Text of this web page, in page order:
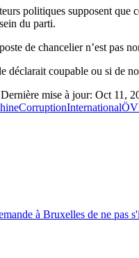
politiques supposent que
du parti.
de chancelier n’est pas
déclarait coupable ou si de
Dernière mise à jour: Oct 11,
CorruptionInternational
à Bruxelles de ne pas